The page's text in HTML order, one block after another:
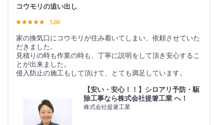
コウモリの追い出し
5.00
家の換気口にコウモリが住み着いてしまい、依頼させていた
だきました。
見積りの時も作業の時も、丁寧に説明をして頂き安心するこ
とが出来ました。
侵入防止の施工もして頂けて、とても満足しています。
【安い・安心！！】シロアリ予防・駆
除工事なら株式会社提箸工業 へ！
株式会社提箸工業